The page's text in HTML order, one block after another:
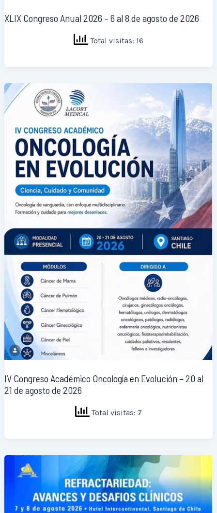
XLIX Congreso Anual 2026 – 6 al 8 de agosto de 2026
Total visitas: 16
IV Congreso Académico Oncología en Evolución – 20 al
21 de agosto de 2026
Total visitas: 7